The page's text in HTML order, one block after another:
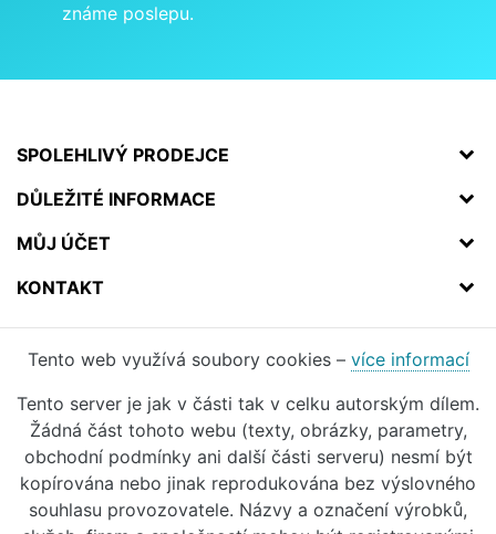
známe poslepu.
SPOLEHLIVÝ PRODEJCE
DŮLEŽITÉ INFORMACE
MŮJ ÚČET
KONTAKT
Tento web využívá soubory cookies – více informací
Tento server je jak v části tak v celku autorským dílem.
Žádná část tohoto webu (texty, obrázky, parametry,
obchodní podmínky ani další části serveru) nesmí být
kopírována nebo jinak reprodukována bez výslovného
souhlasu provozovatele. Názvy a označení výrobků,